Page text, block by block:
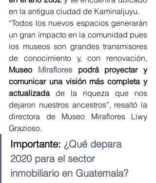
en la antigua ciudad de Kaminaljuyu.
“Todos los nuevos espacios generarán
un gran impacto en la comunidad pues
los museos son grandes transmisores
Museo Miraflores podrá proyectar y
comunicar una visión más completa y
actualizada de la riqueza que nos
dejaron nuestros ancestros”, resaltó la
directora de Museo Miraflores Liwy
Grazioso.
Importante: ¿Qué depara
2020 para el sector
inmobiliario en Guatemala?